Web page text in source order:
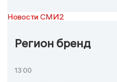
Новости СМИ2
Регион бренд
13:00